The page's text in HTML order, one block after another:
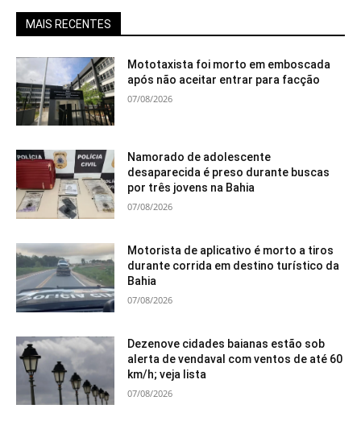
MAIS RECENTES
Mototaxista foi morto em emboscada
após não aceitar entrar para facção
07/08/2026
Namorado de adolescente
desaparecida é preso durante buscas
por três jovens na Bahia
07/08/2026
Motorista de aplicativo é morto a tiros
durante corrida em destino turístico da
Bahia
07/08/2026
Dezenove cidades baianas estão sob
alerta de vendaval com ventos de até 60
km/h; veja lista
07/08/2026